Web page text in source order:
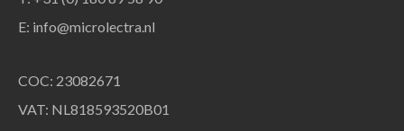
E: info@microlectra.nl
COC: 23082671
VAT: NL818593520B01